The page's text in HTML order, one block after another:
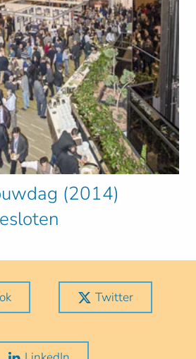
(2014)
Twitter